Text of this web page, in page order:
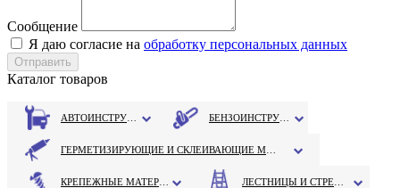
Сообщение
Я даю согласие на обработку персональных данных
Каталог товаров